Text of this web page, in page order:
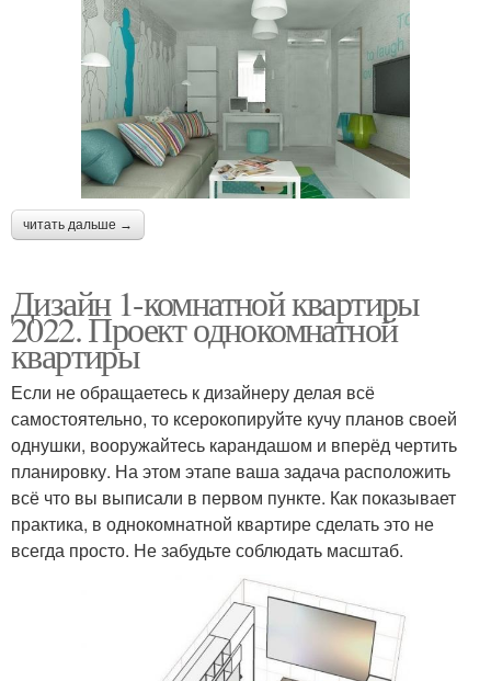
читать дальше →
Дизайн 1-комнатной квартиры
2022. Проект однокомнатной
квартиры
Если не обращаетесь к дизайнеру делая всё
самостоятельно, то ксерокопируйте кучу планов своей
однушки, вооружайтесь карандашом и вперёд чертить
планировку. На этом этапе ваша задача расположить
всё что вы выписали в первом пункте. Как показывает
практика, в однокомнатной квартире сделать это не
всегда просто. Не забудьте соблюдать масштаб.